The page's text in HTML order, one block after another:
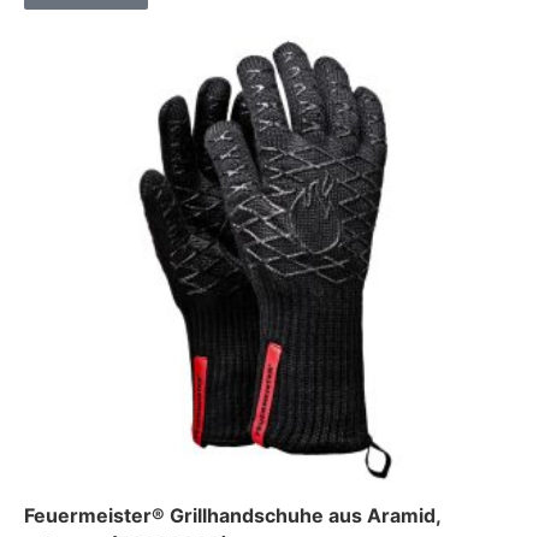
Feuermeister® Grillhandschuhe aus Aramid,